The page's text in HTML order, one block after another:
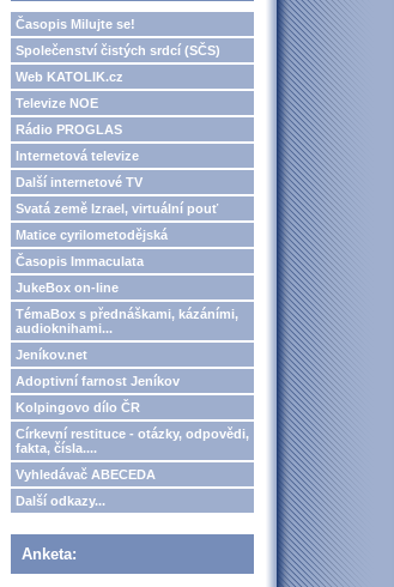
Časopis Milujte se!
Společenství čistých srdcí (SČS)
Web KATOLIK.cz
Televize NOE
Rádio PROGLAS
Internetová televize
Další internetové TV
Svatá země Izrael, virtuální pouť
Matice cyrilometodějská
Časopis Immaculata
JukeBox on-line
TémaBox s přednáškami, kázáními,
audioknihami...
Jeníkov.net
Adoptivní farnost Jeníkov
Kolpingovo dílo ČR
Církevní restituce - otázky, odpovědi,
fakta, čísla....
Vyhledávač ABECEDA
Další odkazy...
Anketa: